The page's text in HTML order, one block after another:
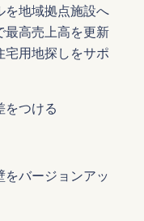
地域拠点施設へ
高売上高を更新
用地探しをサポ
つける
バージョンアッ